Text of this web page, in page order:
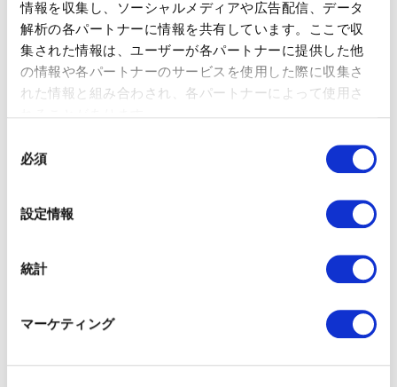
情報を収集し、ソーシャルメディアや広告配信、データ
解析の各パートナーに情報を共有しています。ここで収
集された情報は、ユーザーが各パートナーに提供した他
の情報や各パートナーのサービスを使用した際に収集さ
れた情報と組み合わされ、各パートナーによって使用さ
必須
設定情報
統計
マーケティング